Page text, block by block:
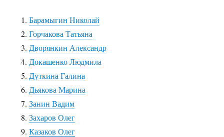
Барамыгин Николай
Горчакова Татьяна
Дворянкин Александр
Докашенко Людмила
Дуткина Галина
Дьякова Марина
Занин Вадим
Захаров Олег
Казаков Олег